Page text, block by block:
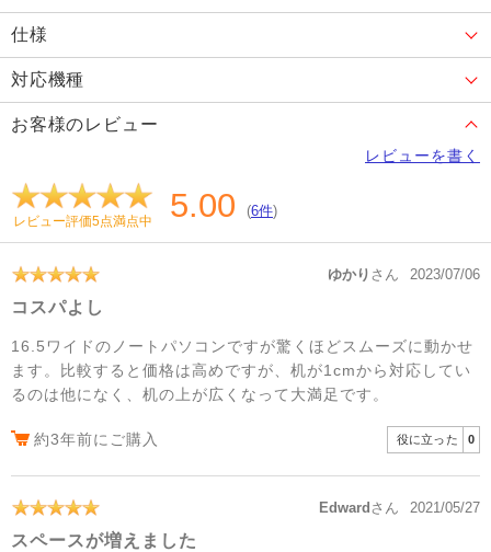
仕様
対応機種
お客様のレビュー
レビューを書く
レビュー評価5点満点中 5.00 (6件)
ゆかり さん 2023/07/06
コスパよし
16.5ワイドのノートパソコンですが驚くほどスムーズに動かせ
ます。比較すると価格は高めですが、机が1cmから対応してい
るのは他になく、机の上が広くなって大満足です。
約3年前にご購入 役に立った 0
Edward さん 2021/05/27
スペースが増えました